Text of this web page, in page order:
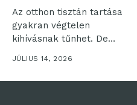
Az otthon tisztán tartása
gyakran végtelen
kihívásnak tűnhet. De
vajon miért olyan...
JÚLIUS 14, 2026